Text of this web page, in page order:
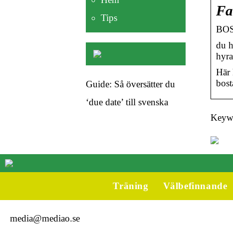
du
Här
Tips
Guide: Så översätter du
‘due date’ till svenska
Träning Välbefinnande
media@mediao.se